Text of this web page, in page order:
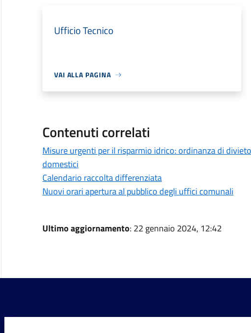
Ufficio Tecnico
VAI ALLA PAGINA
Contenuti correlati
Misure urgenti per il risparmio idrico: ordinanza di
domestici
Calendario raccolta differenziata
Nuovi orari apertura al pubblico degli uffici comunali
Ultimo aggiornamento: 22 gennaio 2024, 12:42